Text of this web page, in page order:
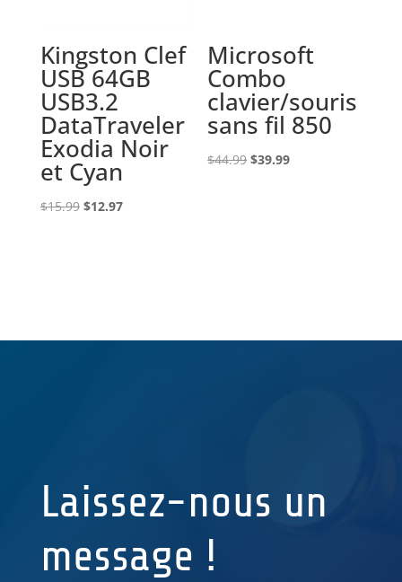
Kingston Clef
USB 64GB
USB3.2
DataTraveler
Exodia Noir
et Cyan
$15.99 Le
$12.97Le
Microsoft
Combo
clavier/souris
sans fil 850
$44.99 Le
$39.99Le
Laissez-nous un
message !